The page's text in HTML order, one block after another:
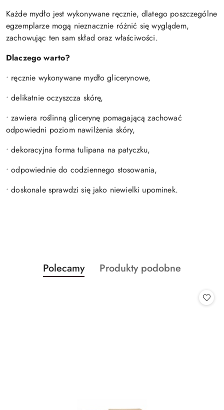
Każde mydło jest wykonywane ręcznie, dlatego poszczególne
egzemplarze mogą nieznacznie różnić się wyglądem,
zachowując ten sam skład oraz właściwości.
Dlaczego warto?
• ręcznie wykonywane mydło glicerynowe,
• delikatnie oczyszcza skórę,
• zawiera roślinną glicerynę pomagającą zachować
odpowiedni poziom nawilżenia skóry,
• dekoracyjna forma tulipana na patyczku,
• odpowiednie do codziennego stosowania,
• doskonale sprawdzi się jako niewielki upominek.
Pomiń karuzelę produktów
Produkty
o
Polecamy
Produkty
Produkty podobne